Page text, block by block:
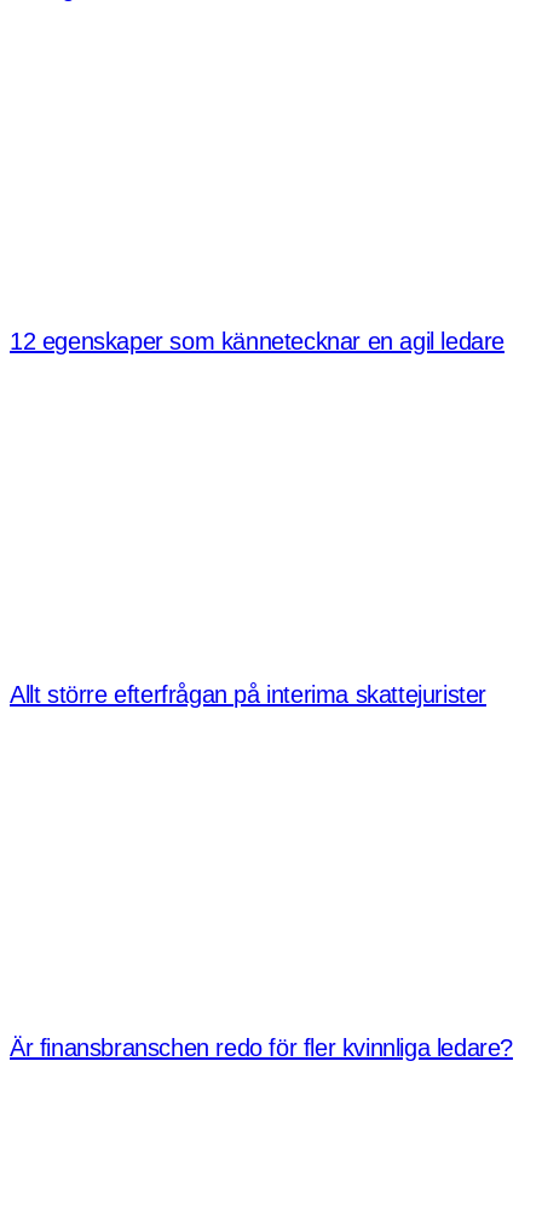
12 egenskaper som kännetecknar en agil ledare
Allt större efterfrågan på interima skattejurister
Är finansbranschen redo för fler kvinnliga ledare?